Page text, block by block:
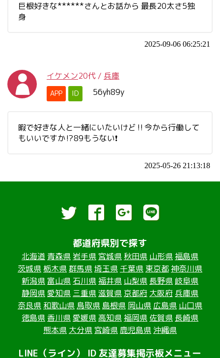
巨根好きな******さんとお話から 最長20太さ5独
身
2025-09-06 06:25:21
イケメン20代 / 兵庫
APP ID 56yh89y
暇で好きな人と一緒にいたいけど‼️今から行働して
もいいですか⁉️89もうない❗️
2025-05-26 21:13:18
都道府県別で探す
北海道 青森県岩手県 宮城県 秋田県 山形県福島県
茨城県栃木県群馬県埼玉県 千葉県 東京都神奈川県
新潟県 富山県 石川県福井県 山梨県長野県 岐阜県
静岡県愛知県 三重県滋賀県 京都府 大阪府兵庫県
奈良県 和歌山県 鳥取県 島根県 岡山県 広島県 山口県
徳島県 香川県愛媛県 高知県福岡県 佐賀県長崎県
熊本県 大分県 宮崎県 鹿児島県 沖縄県
LINE（ライン） ID 友達募集掲示板メニュー